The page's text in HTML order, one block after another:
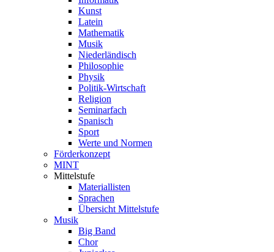
Kunst
Latein
Mathematik
Musik
Niederländisch
Philosophie
Physik
Politik-Wirtschaft
Religion
Seminarfach
Spanisch
Sport
Werte und Normen
Förderkonzept
MINT
Mittelstufe
Materiallisten
Sprachen
Übersicht Mittelstufe
Musik
Big Band
Chor